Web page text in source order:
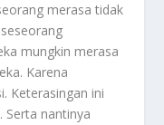
merasa tidak
mungkin merasa
Karena
Keterasingan ini
Serta nantinya